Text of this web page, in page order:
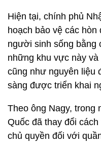
Hiện tại, chính phủ
hoạch bảo vệ các
người sinh sống
những khu vực này
cũng như nguyên liệu
sàng được triển khai
Theo ông Nagy, trong
Quốc đã thay đổi
chủ quyền đối với